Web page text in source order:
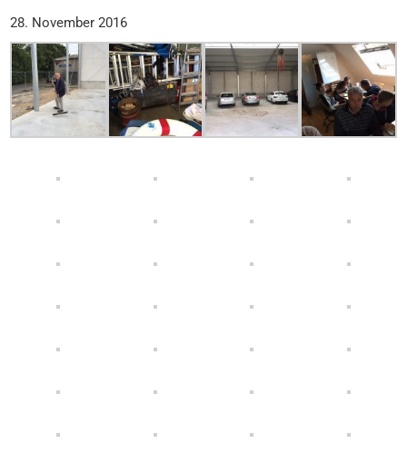
28. November 2016